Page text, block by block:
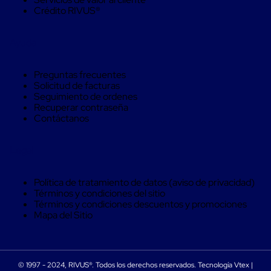
trinca
tejido
Hebillas
para
trinca
Trinca
para
viveros
Alambre
de
envolventes
Crédito RIVUS®
Preguntas frecuentes
Solicitud de facturas
Seguimiento de ordenes
Recuperar contraseña
Contáctanos
Política de tratamiento de datos (aviso de privacidad)
Términos y condiciones del sitio
Términos y condiciones descuentos y promociones
Mapa del Sitio
© 1997 - 2024, RIVUS®. Todos los derechos reservados. Tecnología Vtex |